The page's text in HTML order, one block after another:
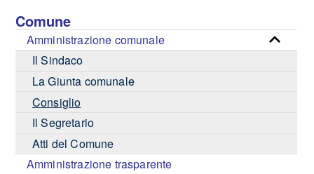
Comune
Amministrazione comunale
Il Sindaco
La Giunta comunale
Consiglio
Il Segretario
Atti del Comune
Amministrazione trasparente